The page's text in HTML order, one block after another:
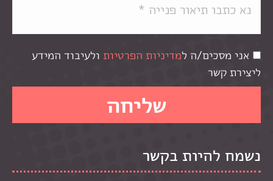
אני מסכים/ה למדיניות הפרטיות ולעיבוד המידע
ליצירת קשר
נשמח להיות בקשר